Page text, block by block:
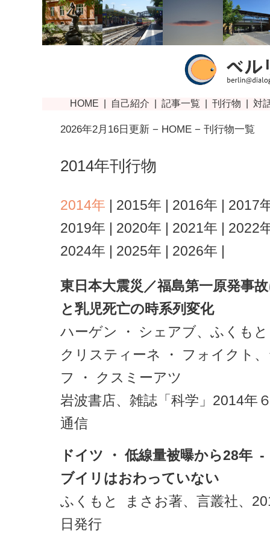
2026年2月16日更新 − HOME − 刊行物一覧
2014年刊行物
2014年 2015年 2016年
2017
2019年
2020年 2021年
2022
2024年
2025年 2026年
東日本大震災／福島第一原発事
と乳児死亡の時系列変化
ハーゲン ・ シェアブ、ふくも
クリスティーネ ・ フォイクト
フ ・ クスミーアツ
岩波書店、雑誌「科学」2014年
通信
ドイツ ・ 低線量被曝から28年
ブイリはおわっていない
ふくもと まさお著、言叢社、
日発行